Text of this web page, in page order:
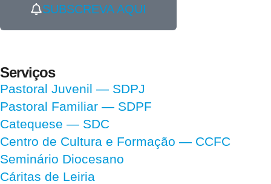
SUBSCREVA AQUI
Serviços
Pastoral Juvenil — SDPJ
Pastoral Familiar — SDPF
Catequese — SDC
Centro de Cultura e Formação — CCFC
Seminário Diocesano
Cáritas de Leiria